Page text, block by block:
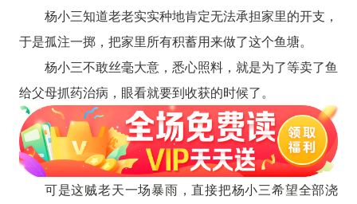
杨小三知道老老实实种地肯定无法承担家里的开支，
于是孤注一掷，把家里所有积蓄用来做了这个鱼塘。
杨小三不敢丝毫大意，悉心照料，就是为了等卖了鱼
给父母抓药治病，眼看就要到收获的时候了。
可是这贼老天一场暴雨，直接把杨小三希望全部浇